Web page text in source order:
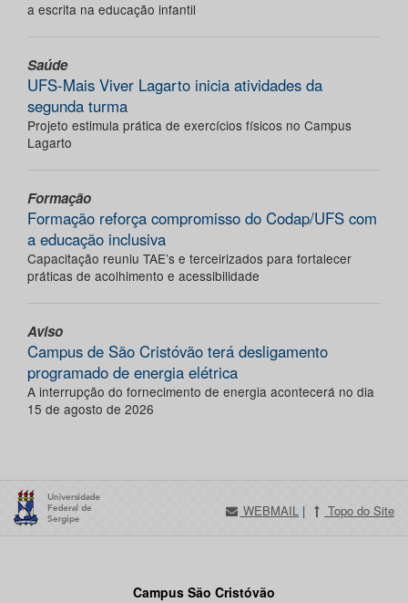
a escrita na educação infantil
Saúde
UFS-Mais Viver Lagarto inicia atividades da
segunda turma
Projeto estimula prática de exercícios físicos no Campus
Lagarto
Formação
Formação reforça compromisso do Codap/UFS com
a educação inclusiva
Capacitação reuniu TAE’s e terceirizados para fortalecer
práticas de acolhimento e acessibilidade
Aviso
Campus de São Cristóvão terá desligamento
programado de energia elétrica
A interrupção do fornecimento de energia acontecerá no dia
15 de agosto de 2026
WEBMAIL | Topo do Site
Campus São Cristóvão